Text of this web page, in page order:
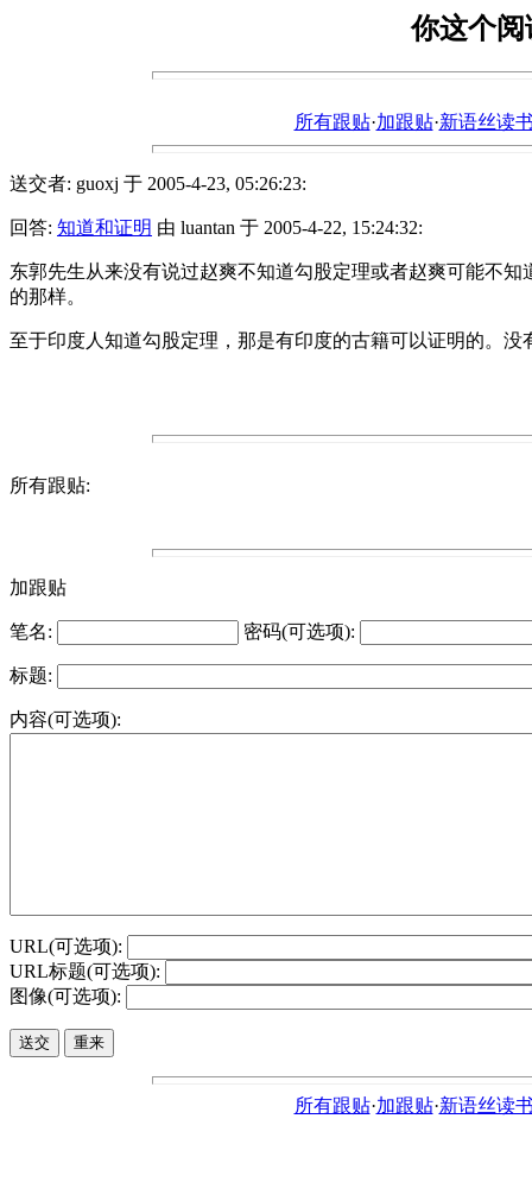
你这个
所有跟贴·加跟贴·新语丝读
送交者: guoxj 于 2005-4-23, 05:26:23:
回答: 知道和证明 由 luantan 于 2005-4-22, 15:24:32:
东郭先生从来没有说过赵爽不知道勾股定理或者赵爽可能不
的那样。
至于印度人知道勾股定理，那是有印度的古籍可以证明的。
所有跟贴:
加跟贴
笔名: 密码(可选项):
标题:
内容(可选项):
URL(可选项):
URL标题(可选项):
图像(可选项):
所有跟贴·加跟贴·新语丝读